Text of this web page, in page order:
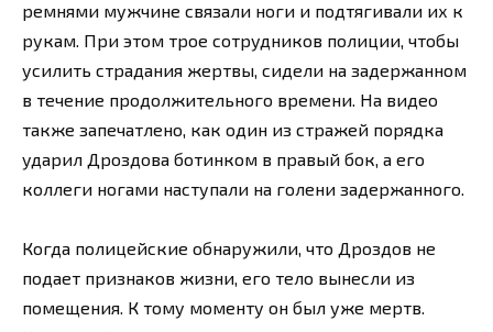
ремнями мужчине связали ноги и подтягивали их к
рукам. При этом трое сотрудников полиции, чтобы
усилить страдания жертвы, сидели на задержанном
в течение продолжительного времени. На видео
также запечатлено, как один из стражей порядка
ударил Дроздова ботинком в правый бок, а его
коллеги ногами наступали на голени задержанного.
Когда полицейские обнаружили, что Дроздов не
подает признаков жизни, его тело вынесли из
помещения. К тому моменту он был уже мертв.